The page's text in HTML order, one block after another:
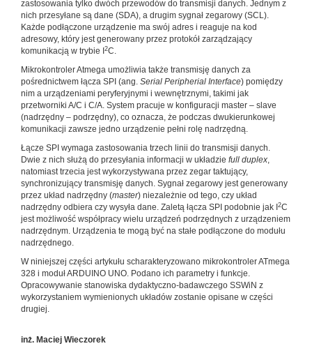
zastosowania tylko dwóch przewodów do transmisji danych. Jednym z
nich przesyłane są dane (SDA), a drugim sygnał zegarowy (SCL).
Każde podłączone urządzenie ma swój adres i reaguje na kod
adresowy, który jest generowany przez protokół zarządzający
komunikacją w trybie I
2C.
Mikrokontroler Atmega umożliwia także transmisję danych za
pośrednictwem łącza SPI (ang. Serial Peripherial Interface) pomiędzy
nim a urządzeniami peryferyjnymi i wewnętrznymi, takimi jak
przetworniki A/C i C/A. System pracuje w konfiguracji master – slave
(nadrzędny – podrzędny), co oznacza, że podczas dwukierunkowej
komunikacji zawsze jedno urządzenie pełni rolę nadrzędną.
Łącze SPI wymaga zastosowania trzech linii do transmisji danych.
Dwie z nich służą do przesyłania informacji w układzie full duplex,
natomiast trzecia jest wykorzystywana przez zegar taktujący,
synchronizujący transmisję danych. Sygnał zegarowy jest generowany
przez układ nadrzędny (master) niezależnie od tego, czy układ
nadrzędny odbiera czy wysyła dane. Zaletą łącza SPI podobnie jak I 2C
jest możliwość współpracy wielu urządzeń podrzędnych z urządzeniem
nadrzędnym. Urządzenia te mogą być na stałe podłączone do modułu
nadrzędnego.
W niniejszej części artykułu scharakteryzowano mikrokontroler ATmega
328 i moduł ARDUINO UNO. Podano ich parametry i funkcje.
Opracowywanie stanowiska dydaktyczno-badawczego SSWiN z
wykorzystaniem wymienionych układów zostanie opisane w części
drugiej.
inż. Maciej Wieczorek